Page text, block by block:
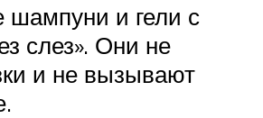
шампуни и гели с
слез». Они не
и не вызывают